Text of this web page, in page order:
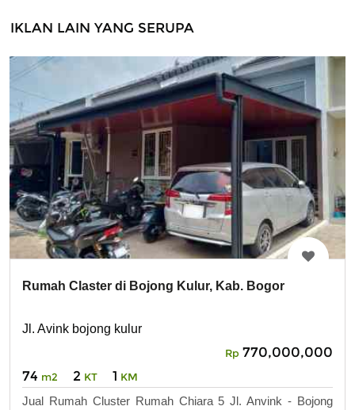
IKLAN LAIN YANG SERUPA
Rumah Claster di Bojong Kulur, Kab. Bogor
Jl. Avink bojong kulur
Rp 770,000,000
74 m2 2 KT 1 KM
Jual Rumah Cluster Rumah Chiara 5 Jl. Anvink - Bojong